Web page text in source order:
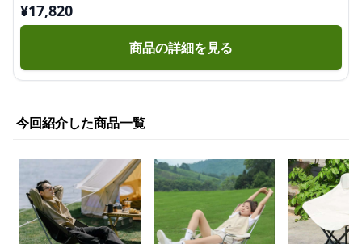
¥17,820
商品の詳細を見る
今回紹介した商品一覧